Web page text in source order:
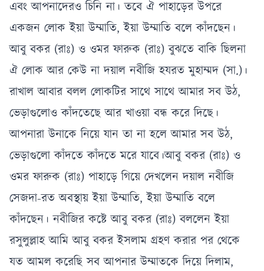
এবং আপনাদেরও চিনি না। তবে ঐ পাহাড়ের উপরে
একজন লোক ইয়া উম্মাতি, ইয়া উম্মাতি বলে কাঁদছেন।
আবু বকর (রাঃ) ও ওমর ফারুক (রাঃ) বুঝতে বাকি ছিলনা
ঐ লোক আর কেউ না দয়াল নবীজি হযরত মুহাম্মদ (সা.)।
রাখাল আবার বলল লোকটির সাথে সাথে আমার সব উঠ,
ভেড়াগুলোও কাঁদতেছে আর খাওয়া বন্ধ করে দিছে।
আপনারা উনাকে নিয়ে যান তা না হলে আমার সব উঠ,
ভেড়াগুলো কাঁদতে কাঁদতে মরে যাবে।আবু বকর (রাঃ) ও
ওমর ফারুক (রাঃ) পাহাড়ে গিয়ে দেখলেন দয়াল নবীজি
সেজদা-রত অবস্থায় ইয়া উম্মাতি, ইয়া উম্মাতি বলে
কাঁদছেন। নবীজির কষ্টে আবু বকর (রাঃ) বললেন ইয়া
রসুলুল্লাহ আমি আবু বকর ইসলাম গ্রহণ করার পর থেকে
যত আমল করেছি সব আপনার উম্মাতকে দিয়ে দিলাম,